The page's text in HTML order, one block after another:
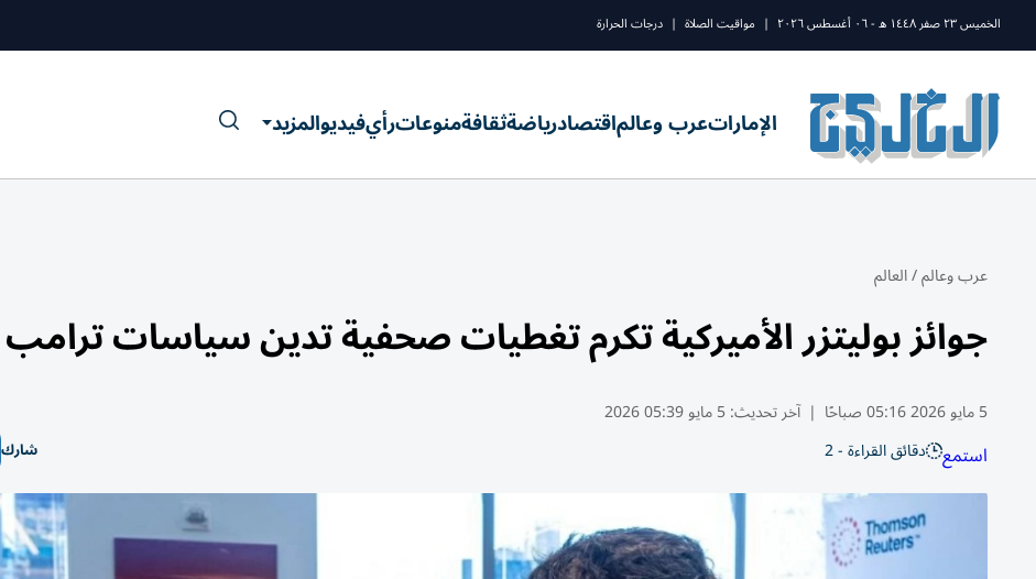
الخميس ٢٣ صفر ١٤٤٨ ه - ٠٦ أغسطس ٢٠٢٦ | مواقيت الصلاة | درجات الحرارة
الإماراتعرب وعالماقتصادرياضةثقافةمنوعاترأيفيديوالمزيد
عرب وعالم/العالم
جوائز بوليتزر الأميركية تكرم تغطيات صحفية تدين سياسات ترامب
5 مايو 2026 05:16 صباحًا | آخر تحديث:5 مايو 05:39 2026
استمع دقائق القراءة - 2 شارك